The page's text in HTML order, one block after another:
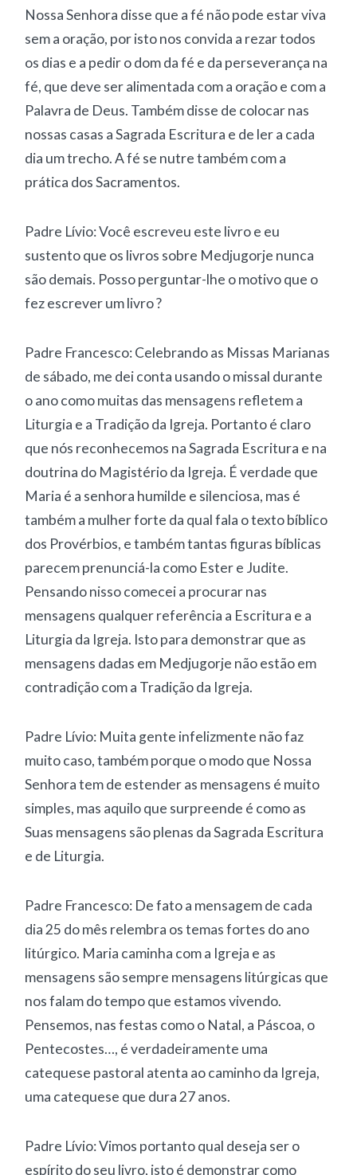
Nossa Senhora disse que a fé não pode estar viva
sem a oração, por isto nos convida a rezar todos
os dias e a pedir o dom da fé e da perseverança na
fé, que deve ser alimentada com a oração e com a
Palavra de Deus. Também disse de colocar nas
nossas casas a Sagrada Escritura e de ler a cada
dia um trecho. A fé se nutre também com a
prática dos Sacramentos.
Padre Lívio: Você escreveu este livro e eu
sustento que os livros sobre Medjugorje nunca
são demais. Posso perguntar-lhe o motivo que o
fez escrever um livro ?
Padre Francesco: Celebrando as Missas Marianas
de sábado, me dei conta usando o missal durante
o ano como muitas das mensagens refletem a
Liturgia e a Tradição da Igreja. Portanto é claro
que nós reconhecemos na Sagrada Escritura e na
doutrina do Magistério da Igreja. É verdade que
Maria é a senhora humilde e silenciosa, mas é
também a mulher forte da qual fala o texto bíblico
dos Provérbios, e também tantas figuras bíblicas
parecem prenunciá-la como Ester e Judite.
Pensando nisso comecei a procurar nas
mensagens qualquer referência a Escritura e a
Liturgia da Igreja. Isto para demonstrar que as
mensagens dadas em Medjugorje não estão em
contradição com a Tradição da Igreja.
Padre Lívio: Muita gente infelizmente não faz
muito caso, também porque o modo que Nossa
Senhora tem de estender as mensagens é muito
simples, mas aquilo que surpreende é como as
Suas mensagens são plenas da Sagrada Escritura
e de Liturgia.
Padre Francesco: De fato a mensagem de cada
dia 25 do mês relembra os temas fortes do ano
litúrgico. Maria caminha com a Igreja e as
mensagens são sempre mensagens litúrgicas que
nos falam do tempo que estamos vivendo.
Pensemos, nas festas como o Natal, a Páscoa, o
Pentecostes…, é verdadeiramente uma
catequese pastoral atenta ao caminho da Igreja,
uma catequese que dura 27 anos.
Padre Lívio: Vimos portanto qual deseja ser o
espírito do seu livro, isto é demonstrar como